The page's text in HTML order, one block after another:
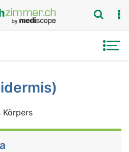
Körpers